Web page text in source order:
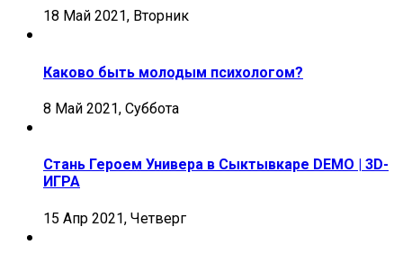
18 Май 2021, Вторник
Каково быть молодым психологом?
8 Май 2021, Суббота
Стань Героем Универа в Сыктывкаре DEMO | 3D-
ИГРА
15 Апр 2021, Четверг